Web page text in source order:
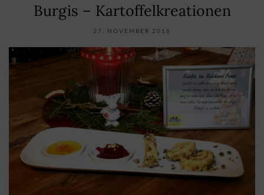
Burgis – Kartoffelkreationen
27. NOVEMBER 2016